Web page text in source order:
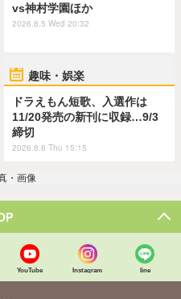
vs神村学園ほか
2026.8.5 Wed 20:32
趣味・娯楽
ドラえもん短歌、入選作は
11/20発売の新刊に収録…9/3
締切
2026.8.6 Thu 15:15
・画像
YouTube Instagram line